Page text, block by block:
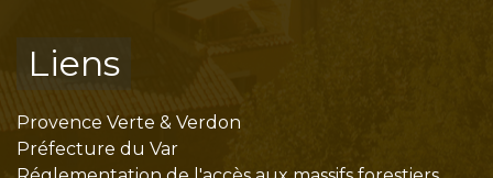
Liens
Provence Verte & Verdon
Préfecture du Var